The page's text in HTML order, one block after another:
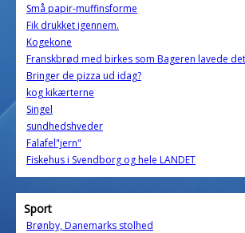
Små papir-muffinsforme
Fik drukket igennem.
Kogekone
Franskbrød med birkes som Bageren lavede
Bringer de pizza ud idag?
kog kikærterne
Singel
sundhedshveder
Falafel"jern"
Fiskehus i Svendborg og hele LANDET
Sport
Brønby, Danemarks stolhed